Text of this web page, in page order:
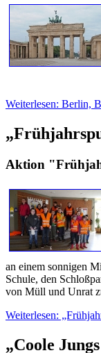
Weiterlesen: Berlin,
Aktion
an einem sonnigen
Schule, den
von Müll und Unrat
Weiterlesen:
„Coole